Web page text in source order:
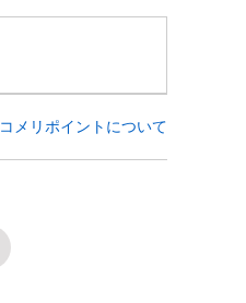
コメリポイントについて